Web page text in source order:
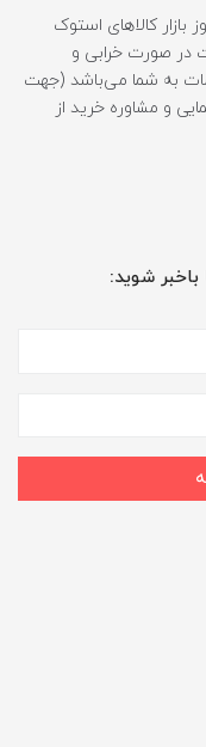
کالاهای استوک
7 روز مهلت تست در صورت خرابی و
به شما می‌باشد (جهت
و مشاوره خرید از
شوید: